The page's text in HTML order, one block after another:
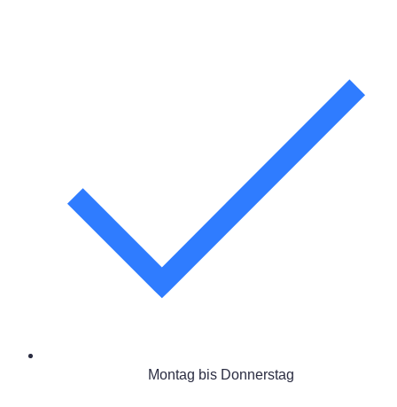
Montag bis Donnerstag